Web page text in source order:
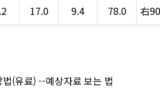
17.0 9.4 78.0 右
(유료) --예상자료 보는 법